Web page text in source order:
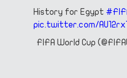
History for Egypt
pic.twitter.com/